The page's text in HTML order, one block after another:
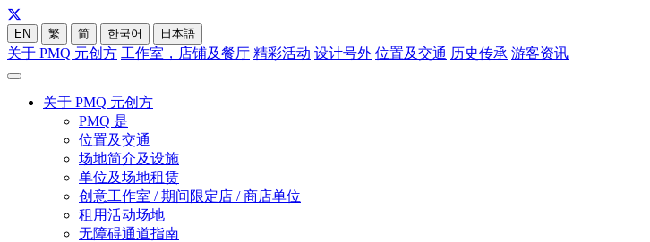
EN 繁 简 한국어 日本語
关于 PMQ 元创方 工作室，店铺及餐厅 精彩活动 设计号外 位置及交通 历史传承 游客资讯
关于 PMQ 元创方
PMQ 是
位置及交通
场地简介及设施
单位及场地租赁
创意工作室 / 期间限定店 / 商店单位
租用活动场地
无障碍通道指南